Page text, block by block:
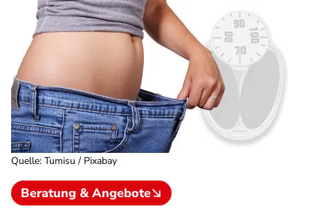
Quelle: Tumisu / Pixabay
Beratung & Angebote